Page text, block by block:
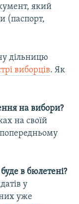
який
(паспорт,
дільницю
виборців. Як
на вибори?
на своїй
попередньому
в бюлетені?
у
уже